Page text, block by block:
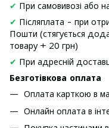
✔ При самовивозі або
✔ Післяплата - при
Пошти (стягується
товару + 20 грн)
✔ При адресній
Безготівкова оплата
Оплата карткою в
Онлайн оплата в